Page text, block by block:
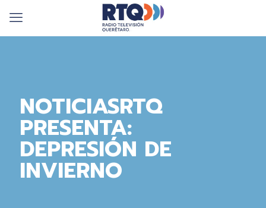
NOTICIASRTQ
PRESENTA:
DEPRESIÓN DE
INVIERNO